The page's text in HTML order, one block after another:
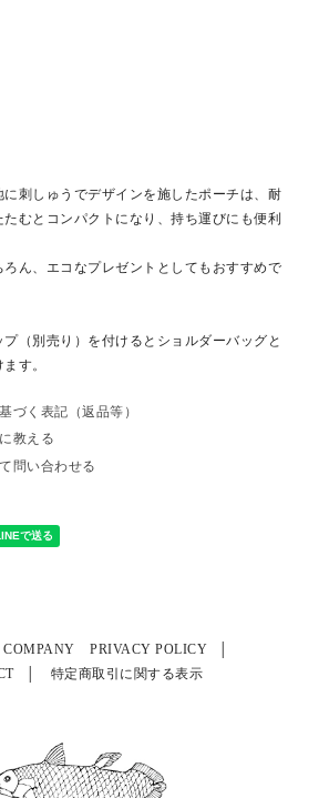
に刺しゅうでデザインを施したポーチは、耐
たむとコンパクトになり、持ち運びにも便利
ん、エコなプレゼントとしてもおすすめで
（別売り）を付けるとショルダーバッグと
す。
づく表記（返品等）
教える
問い合わせる
COMPANY
PRIVACY POLICY
特定商取引に関する表示